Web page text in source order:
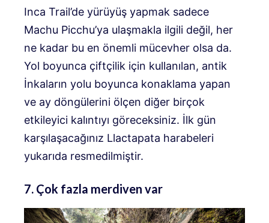
Inca Trail’de yürüyüş yapmak sadece
Machu Picchu’ya ulaşmakla ilgili değil, her
ne kadar bu en önemli mücevher olsa da.
Yol boyunca çiftçilik için kullanılan, antik
İnkaların yolu boyunca konaklama yapan
ve ay döngülerini ölçen diğer birçok
etkileyici kalıntıyı göreceksiniz. İlk gün
karşılaşacağınız Llactapata harabeleri
yukarıda resmedilmiştir.
7. Çok fazla merdiven var